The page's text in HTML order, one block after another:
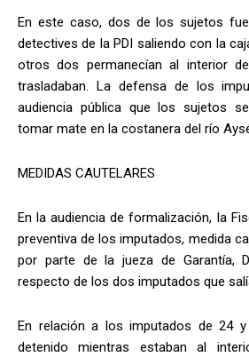
En este caso, dos de los sujetos
detectives de la PDI saliendo con la
otros dos permanecían al interior
trasladaban. La defensa de los
audiencia pública que los sujetos
tomar mate en la costanera del río
MEDIDAS CAUTELARES
En la audiencia de formalización, la
preventiva de los imputados, medida
por parte de la jueza de Garantía,
respecto de los dos imputados que
En relación a los imputados de 24
detenido mientras estaban al